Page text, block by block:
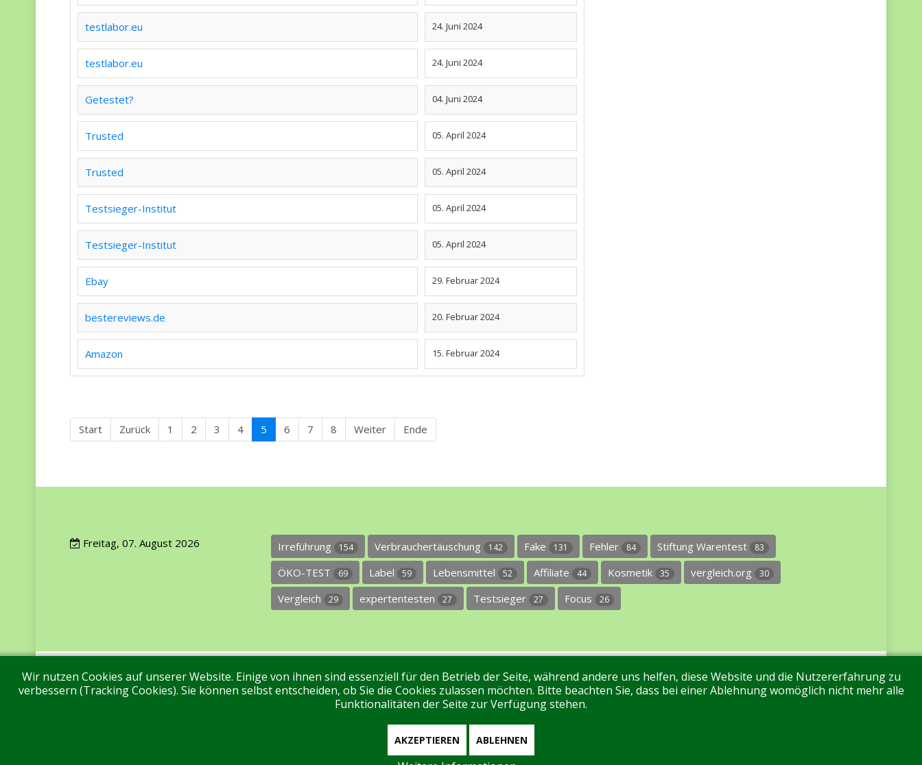
testlabor.eu 24. Juni 2024
testlabor.eu 24. Juni 2024
Getestet? 04. Juni 2024
Trusted 05. April 2024
Trusted 05. April 2024
Testsieger-Institut 05. April 2024
Testsieger-Institut 05. April 2024
Ebay 29. Februar 2024
bestereviews.de 20. Februar 2024
Amazon 15. Februar 2024
Start Zurück 1 2 3 4 5 6 7 8 Weiter Ende
Freitag, 07. August 2026 Irreführung 154 Verbrauchertäuschung 142 Fake 131 Fehler 84 Stiftung Warentest 83
ÖKO-TEST 69 Label 59 Lebensmittel 52 Affiliate 44 Kosmetik 35 vergleich.org 30
Vergleich 29 expertentesten 27 Testsieger 27 Focus 26
Impressum Datenschutz Über uns Kontakt Tags Unterstützen Sie uns! Login
Wir nutzen Cookies auf unserer Website. Einige von ihnen sind essenziell für den Betrieb der Seite, während andere uns helfen, diese Website und die Nutzererfahrung zu
verbessern (Tracking Cookies). Sie können selbst entscheiden, ob Sie die Cookies zulassen möchten. Bitte beachten Sie, dass bei einer Ablehnung womöglich nicht mehr alle
Funktionalitäten der Seite zur Verfügung stehen.
AKZEPTIEREN ABLEHNEN